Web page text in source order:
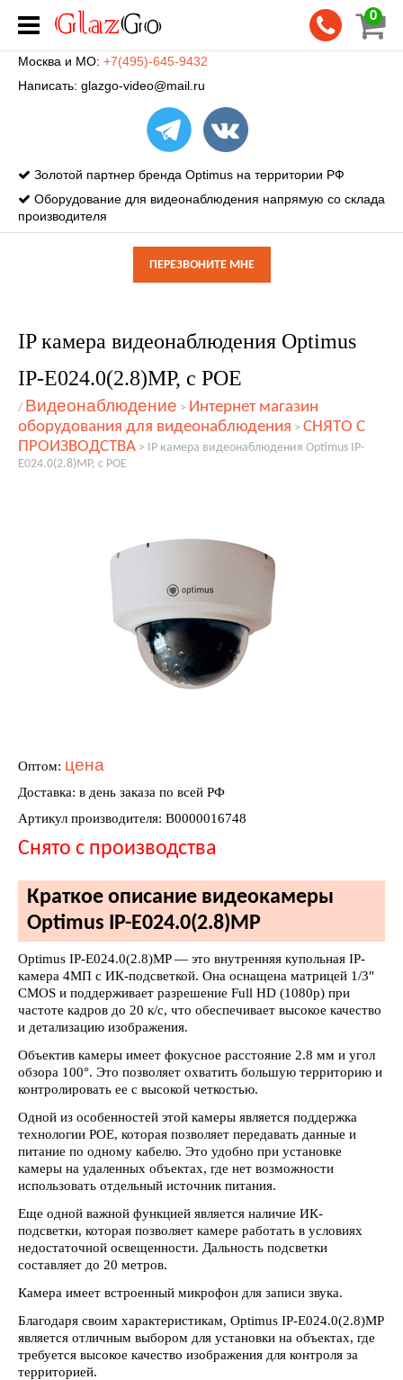
0
Москва и МО: +7(495)-645-9432
Написать: glazgo-video@mail.ru
Золотой партнер бренда Optimus на территории РФ
Оборудование для видеонаблюдения напрямую со склада
производителя
ПЕРЕЗВОНИТЕ МНЕ
IP камера видеонаблюдения Optimus
IP-E024.0(2.8)MP, с POE
/ Видеонаблюдение > Интернет магазин
оборудования для видеонаблюдения > СНЯТО С
ПРОИЗВОДСТВА > IP камера видеонаблюдения Optimus IP-
E024.0(2.8)MP, с POE
Оптом: цена
Доставка: в день заказа по всей РФ
Артикул производителя: В0000016748
Снято с производства
Краткое описание видеокамеры
Optimus IP-E024.0(2.8)MP
Optimus IP-E024.0(2.8)MP — это внутренняя купольная IP-
камера 4МП с ИК-подсветкой. Она оснащена матрицей 1/3"
CMOS и поддерживает разрешение Full HD (1080p) при
частоте кадров до 20 к/с, что обеспечивает высокое качество
и детализацию изображения.
Объектив камеры имеет фокусное расстояние 2.8 мм и угол
обзора 100°. Это позволяет охватить большую территорию и
контролировать ее с высокой четкостью.
Одной из особенностей этой камеры является поддержка
технологии POE, которая позволяет передавать данные и
питание по одному кабелю. Это удобно при установке
камеры на удаленных объектах, где нет возможности
использовать отдельный источник питания.
Еще одной важной функцией является наличие ИК-
подсветки, которая позволяет камере работать в условиях
недостаточной освещенности. Дальность подсветки
составляет до 20 метров.
Камера имеет встроенный микрофон для записи звука.
Благодаря своим характеристикам, Optimus IP-E024.0(2.8)MP
является отличным выбором для установки на объектах, где
требуется высокое качество изображения для контроля за
территорией.